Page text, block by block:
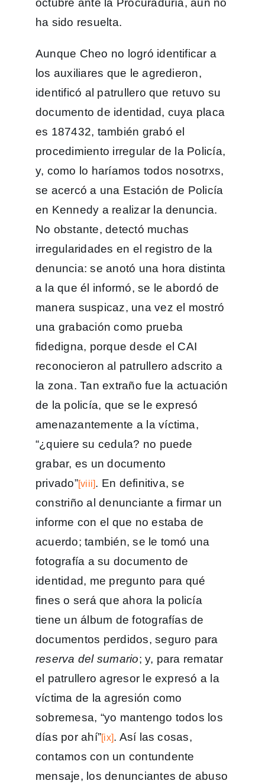
octubre ante la Procuraduría, aún no
ha sido resuelta.
Aunque Cheo no logró identificar a
los auxiliares que le agredieron,
identificó al patrullero que retuvo su
documento de identidad, cuya placa
es 187432, también grabó el
procedimiento irregular de la Policía,
y, como lo haríamos todos nosotrxs,
se acercó a una Estación de Policía
en Kennedy a realizar la denuncia.
No obstante, detectó muchas
irregularidades en el registro de la
denuncia: se anotó una hora distinta
a la que él informó, se le abordó de
manera suspicaz, una vez el mostró
una grabación como prueba
fidedigna, porque desde el CAI
reconocieron al patrullero adscrito a
la zona. Tan extraño fue la actuación
de la policía, que se le expresó
amenazantemente a la víctima,
“¿quiere su cedula? no puede
grabar, es un documento
privado”[viii]. En definitiva, se
constriño al denunciante a firmar un
informe con el que no estaba de
acuerdo; también, se le tomó una
fotografía a su documento de
identidad, me pregunto para qué
fines o será que ahora la policía
tiene un álbum de fotografías de
documentos perdidos, seguro para
reserva del sumario; y, para rematar
el patrullero agresor le expresó a la
víctima de la agresión como
sobremesa, “yo mantengo todos los
días por ahí”[ix]. Así las cosas,
contamos con un contundente
mensaje, los denunciantes de abuso